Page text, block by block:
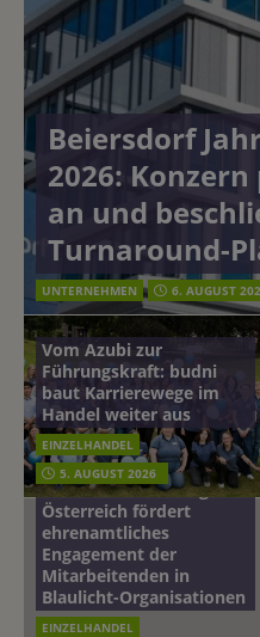
Beiersdorf
2026:
an und
Turnaround-
UNTERNEHMEN 6. AUGUST
Vom Azubi zur
Führungskraft: budni
baut Karrierewege im
Handel weiter aus
EINZELHANDEL
5. AUGUST 2026
mehr vom leben tag: dm
Österreich fördert
ehrenamtliches
Engagement der
Mitarbeitenden in
Blaulicht-Organisationen
EINZELHANDEL